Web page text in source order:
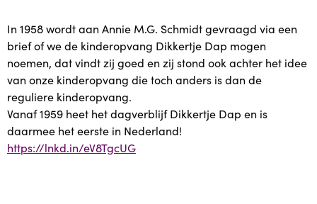
Ons aanbod
Ons aanbod
Dikkertje Dap Kinderopvang Plus
Plus in het kwadraat
In 1958 wordt aan Annie M.G. Schmidt gevraagd via een
brief of we de kinderopvang Dikkertje Dap mogen
noemen, dat vindt zij goed en zij stond ook achter het idee
van onze kinderopvang die toch anders is dan de
reguliere kinderopvang.
Vanaf 1959 heet het dagverblijf Dikkertje Dap en is
daarmee het eerste in Nederland!
https://lnkd.in/eV8TgcUG